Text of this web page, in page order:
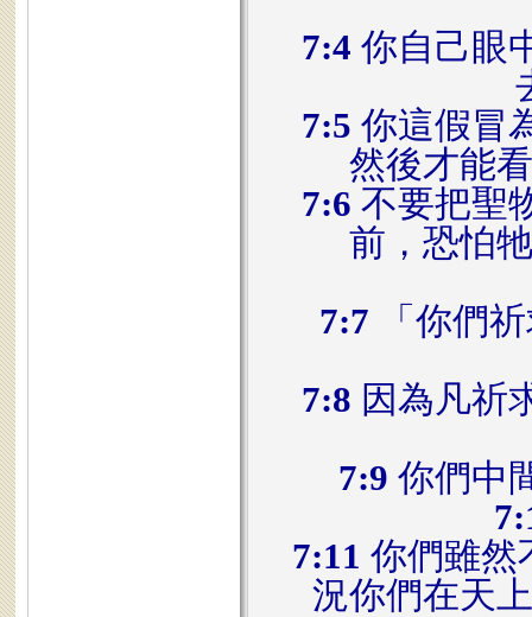
7:4 你自己眼
7:5 你這假冒
然後才能
7:6 不要把聖
前，恐怕
7:7 「你們
7:8 因為凡祈
7:9 你們中
7:11 你們雖然
況你們在天